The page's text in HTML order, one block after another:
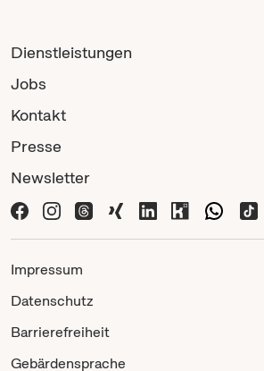
Dienstleistungen
Jobs
Kontakt
Presse
Newsletter
Impressum
Datenschutz
Barrierefreiheit
Gebärdensprache